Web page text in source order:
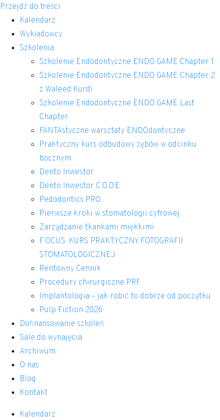
Przejdź do treści
Kalendarz
Wykładowcy
Szkolenia
Szkolenie Endodontyczne ENDO GAME Chapter 1
Szkolenie Endodontyczne ENDO GAME Chapter 2
z Waleed Kurdi
Szkolenie Endodontyczne ENDO GAME Last
Chapter
FANTAstyczne warsztaty ENDOdontyczne
Praktyczny kurs odbudowy zębów w odcinku
bocznym
Dento Inwestor
Dento Inwestor C.O.D.E.
Pedodontics PRO
Pierwsze kroki w stomatologii cyfrowej
Zarządzanie tkankami miękkimi
F:OCUS: KURS PRAKTYCZNY FOTOGRAFII
STOMATOLOGICZNEJ
Rentowny Cennik
Procedury chirurgiczne PRF
Implantologia – jak robić to dobrze od początku
Pulp Fiction 2026
Dofinansowanie szkoleń
Sale do wynajęcia
Archiwum
O nas
Blog
Kontakt
Kalendarz